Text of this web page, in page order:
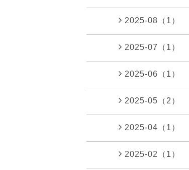
2025-08（1）
2025-07（1）
2025-06（1）
2025-05（2）
2025-04（1）
2025-02（1）